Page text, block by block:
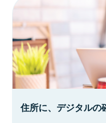
住所に、デジタルの